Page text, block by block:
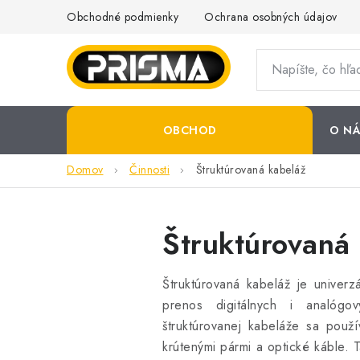
Obchodné podmienky Ochrana osobných údajov
OBCHOD O
Domov Činnosti Štruktúrovaná kabeláž
Štruktúrovaná kabeláž je
prenos digitálnych i
štruktúrovanej kabeláže sa
krútenými pármi a optické káble.